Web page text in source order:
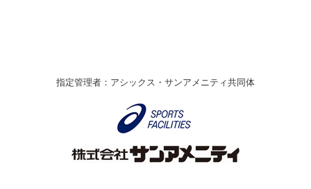
伊丹市総合体育大会 バレーボール大会が開催されました
なわとびイベントを開催しました！
指定管理者：アシックス・サンアメニティ共同体